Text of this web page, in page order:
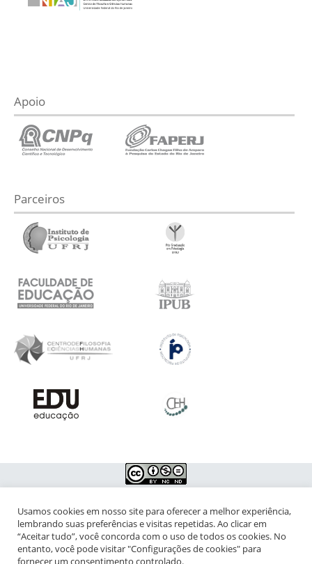
Apoio
Parceiros
NIPIAC – Núcleo Interdisciplinar de Pesquisa para a Infância e
Adolescência Contemporâneas
Universidade Federal do Rio de Janeiro - Campus da Praia Vermelha
Usamos cookies em nosso site para oferecer a melhor experiência,
lembrando suas preferências e visitas repetidas. Ao clicar em
“Aceitar tudo”, você concorda com o uso de todos os cookies. No
entanto, você pode visitar "Configurações de cookies" para
fornecer um consentimento controlado.